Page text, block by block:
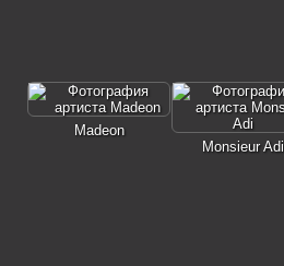
Madeon
Monsieur Adi